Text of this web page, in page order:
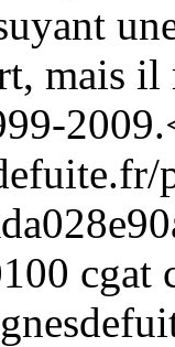
mais il
cgat